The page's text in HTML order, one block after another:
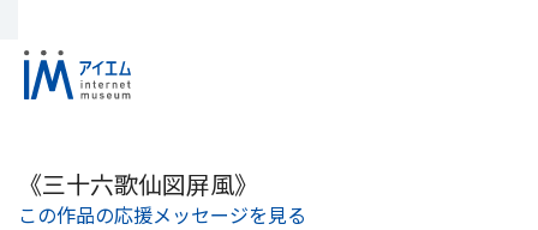
《三十六歌仙図屏風》
この作品の応援メッセージを見る